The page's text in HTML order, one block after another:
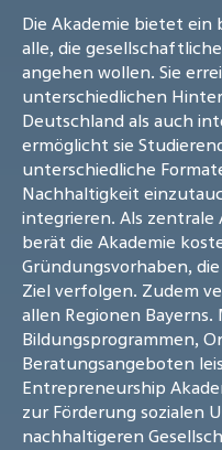
Die Akademie bietet
alle, die
angehen wollen. Sie
unterschiedlichen
Deutschland als auch
ermöglicht sie
unterschiedliche
Nachhaltigkeit
integrieren. Als
berät die Akademie
Gründungsvorhaben,
Ziel verfolgen. Zudem
allen Regionen
Bildungsprogrammen,
Beratungsangeboten
Entrepreneurship
zur Förderung sozialen
nachhaltigeren